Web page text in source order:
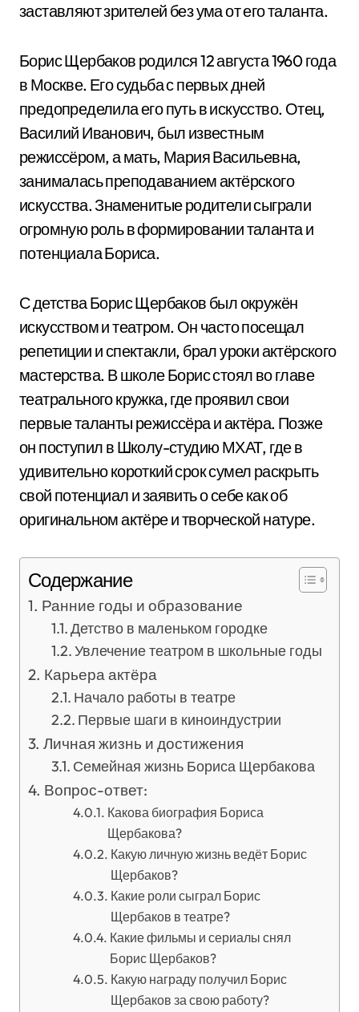
заставляют зрителей без ума от его таланта.
Борис Щербаков родился 12 августа 1960 года
в Москве. Его судьба с первых дней
предопределила его путь в искусство. Отец,
Василий Иванович, был известным
режиссёром, а мать, Мария Васильевна,
занималась преподаванием актёрского
искусства. Знаменитые родители сыграли
огромную роль в формировании таланта и
потенциала Бориса.
С детства Борис Щербаков был окружён
искусством и театром. Он часто посещал
репетиции и спектакли, брал уроки актёрского
мастерства. В школе Борис стоял во главе
театрального кружка, где проявил свои
первые таланты режиссёра и актёра. Позже
он поступил в Школу-студию МХАТ, где в
удивительно короткий срок сумел раскрыть
свой потенциал и заявить о себе как об
оригинальном актёре и творческой натуре.
Содержание
Ранние годы и образование
Детство в маленьком городке
Увлечение театром в школьные годы
Карьера актёра
Начало работы в театре
Первые шаги в киноиндустрии
Личная жизнь и достижения
Семейная жизнь Бориса Щербакова
Вопрос-ответ:
Какова биография Бориса
Щербакова?
Какую личную жизнь ведёт Борис
Щербаков?
Какие роли сыграл Борис
Щербаков в театре?
Какие фильмы и сериалы снял
Борис Щербаков?
Какую награду получил Борис
Щербаков за свою работу?